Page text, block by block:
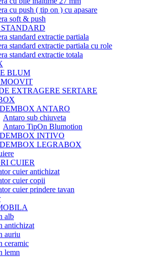
cu push ( tip on ) cu apasare
soft & push
standard extractie partiala
standard extractie partiala cu role
standard extractie totala
BLUM
MOOVIT
EXTRAGERE SERTARE
ANTARO
Antaro sub chiuveta
Antaro TipOn Blumotion
INTIVO
LEGRABOX
CUIER
cuier antichizat
cuier copii
cuier prindere tavan
alb
antichizat
auriu
ceramic
lemn